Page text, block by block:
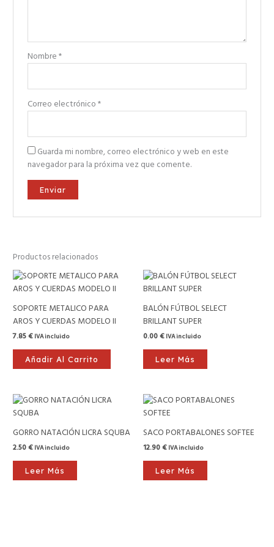
Nombre*
Correo electrónico*
Guarda mi nombre, correo electrónico y web en este
navegador para la próxima vez que comente.
Productos relacionados
SOPORTE METALICO PARA
AROS Y CUERDAS MODELO II
7.85€ IVA incluido
Añadir Al Carrito
BALÓN FÚTBOL SELECT
BRILLANT SUPER
0.00€ IVA incluido
Leer Más
GORRO NATACIÓN LICRA SQUBA
2.50€ IVA incluido
Leer Más
SACO PORTABALONES SOFTEE
12.90€ IVA incluido
Leer Más